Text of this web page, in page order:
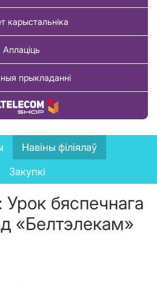
карыстальніка
Аплаціць
прыкладанні
тавар
Навіны філіялаў
Закупкі
бяспечнага
«Белтэлекам»